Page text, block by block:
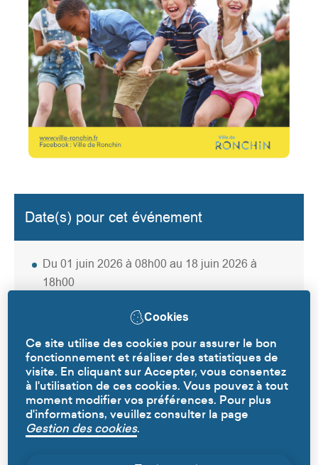
Cookies
Ce site utilise des cookies pour assurer le bon
fonctionnement et réaliser des statistiques de
visite. En cliquant sur Accepter, vous consentez
à l'utilisation de ces cookies. Vous pouvez à tout
moment modifier vos préférences. Pour plus
d'informations, veuillez consulter la page
Gestion des cookies.
Date(s) pour cet événement
Du 01 juin 2026 à 08h00 au 18 juin 2026 à
18h00
Informations pratiques
Lieu